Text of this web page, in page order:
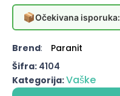
📦Očekivana isporuka:
Brend:
Paranit
Šifra: 4104
Kategorija:Vaške